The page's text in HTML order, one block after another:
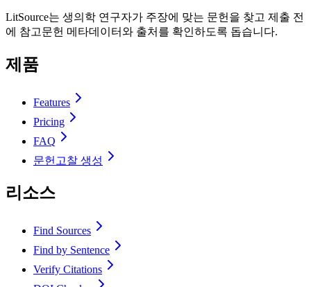
LitSource는 생의학 연구자가 주장에 맞는 문헌을 찾고 제출 전
에 참고문헌 메타데이터와 출처를 확인하도록 돕습니다.
제품
Features
Pricing
FAQ
문헌고찰 생성
리소스
Find Sources
Find by Sentence
Verify Citations